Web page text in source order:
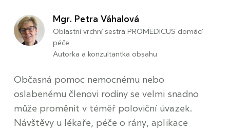
Mgr. Petra Váhalová
Oblastní vrchní sestra PROMEDICUS domácí
péče
Autorka a konzultantka obsahu
Občasná pomoc nemocnému nebo
oslabenému členovi rodiny se velmi snadno
může proměnit v téměř poloviční úvazek.
Návštěvy u lékaře, péče o rány, aplikace